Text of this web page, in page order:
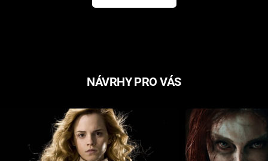
NÁVRHY PRO VÁS